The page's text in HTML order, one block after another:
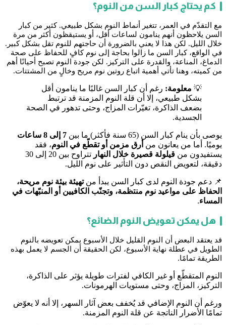
كم يحتاج كبار السن من النوم؟
مع التقدّم في العمر، تتغير أنماط النوم بشكل طبيعي. كثير من كبار
السن يلاحظون أنهم ينامون لساعات أقل، أو يستيقظون أكثر من مرة
خلال الليل. لكن هذا لا يعني بالضرورة أن حاجتهم للنوم تقل بشكل كبير.
في الواقع، كبار السن ما زالوا بحاجة إلى نوم كافٍ للحفاظ على صحة
الدماغ، المناعة، والقدرة على التركيز. لكن جودة النوم تصبح أحيانًا أهم
من كميته، وهنا تأتي أهمية اتباع روتين نوم مريح وخالٍ من المشتتات.
💡 معلومة: رغم أن كبار السن غالبًا ما ينامون أقل
بشكل طبيعي، إلا أن قلة النوم المزمنة قد ترتبط
بضعف الذاكرة، تغيّرات المزاج، وحتى تدهور في الصحة
الجسدية.
يوصى بأن ينام كبار السن (65 سنة فأكثر) ما بين
7 إلى 8 ساعات
يوميًا. أما من يعانون من أرق مزمن أو تقطّع في النوم، فقد
يستفيدون من قيلولة قصيرة خلال النهار
تتراوح بين 20 إلى 30
دقيقة، لتعويض النقص دون التأثير على نوم الليل.
📌 دعم جودة النوم لدى كبار السن يبدأ منتهيئة بيئة نوم مريحة،
الحفاظ على مواعيد نوم منتظمة، وتجنّب الكافيين أو المنبّهات في
المساء.
هل يمكن تعويض النوم الضائع؟
قد يعتقد البعض أن النوم القليل خلال الأسبوع يمكن تعويضه بالنوم
الطويل في عطلة نهاية الأسبوع، لكن الحقيقة أن الجسم لا يعمل بهذه
الطريقة تمامًا.
النوم المتقطّع أو غير الكافي لفترات طويلة يؤثر على الذاكرة،
التركيز، المزاج، وحتى مستويات الهرمونات.
ورغم أن النوم الإضافي قد يُخفف بعض آثار السهر، إلا أنه لا يعوّض
تمامًا الأضرار الناتجة عن قلة النوم المزمنة.